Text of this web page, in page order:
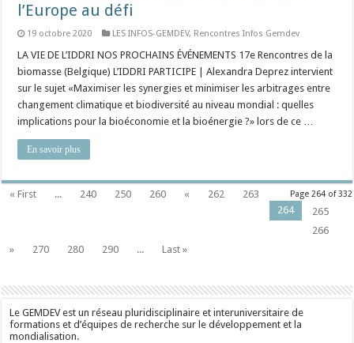
l’Europe au défi
19 octobre 2020 LES INFOS-GEMDEV, Rencontres Infos Gemdev
LA VIE DE L’IDDRI NOS PROCHAINS ÉVÉNEMENTS 17e Rencontres de la
biomasse (Belgique) L’IDDRI PARTICIPE | Alexandra Deprez intervient
sur le sujet «Maximiser les synergies et minimiser les arbitrages entre
changement climatique et biodiversité au niveau mondial : quelles
implications pour la bioéconomie et la bioénergie ?» lors de ce …
En savoir plus
Page 264 of 332
« First ... 240 250 260 « 262
263
264
265
266
»
270 280 290 ... Last »
Le GEMDEV est un réseau pluridisciplinaire et interuniversitaire de
formations et d’équipes de recherche sur le développement et la
mondialisation.